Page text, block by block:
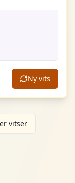
Ny vits
vitser